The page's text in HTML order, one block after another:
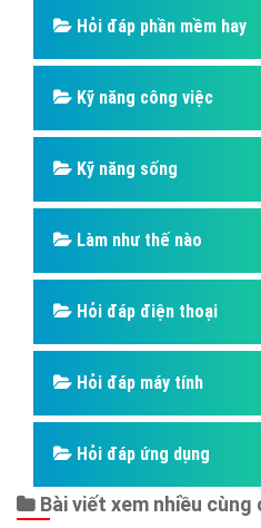
Hỏi đáp phần mềm hay
Kỹ năng công việc
Kỹ năng sống
Làm như thế nào
Hỏi đáp điện thoại
Hỏi đáp máy tính
Hỏi đáp ứng dụng
Bài viết xem nhiều cùng